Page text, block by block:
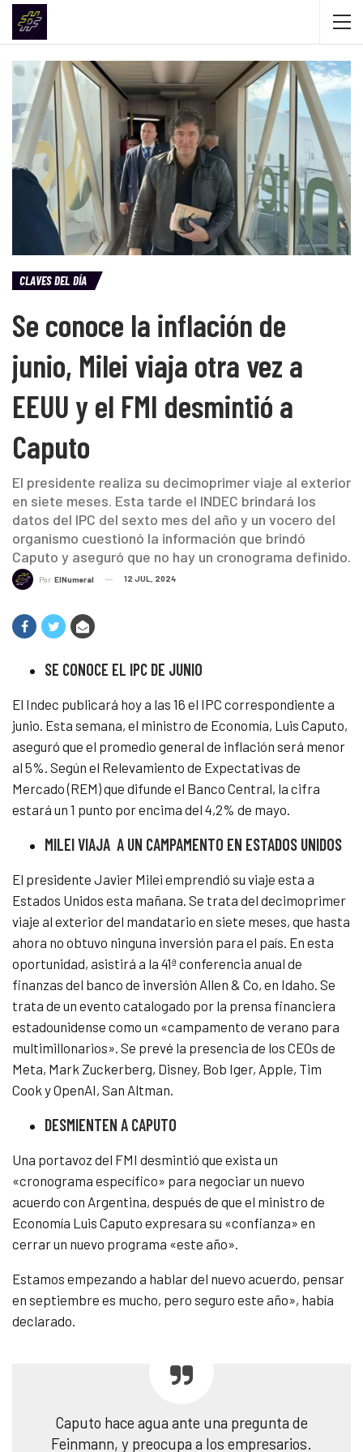
CLAVES DEL DÍA
Se conoce la inflación de
junio, Milei viaja otra vez a
EEUU y el FMI desmintió a
Caputo
El presidente realiza su decimoprimer viaje al exterior
en siete meses. Esta tarde el INDEC brindará los
datos del IPC del sexto mes del año y un vocero del
organismo cuestionó la información que brindó
Caputo y aseguró que no hay un cronograma definido.
Por ElNumeral 12 JUL, 2024
SE CONOCE EL IPC DE JUNIO
El Indec publicará hoy a las 16 el IPC correspondiente a
junio. Esta semana, el ministro de Economía, Luis Caputo,
aseguró que el promedio general de inflación será menor
al 5%. Según el Relevamiento de Expectativas de
Mercado (REM) que difunde el Banco Central, la cifra
estará un 1 punto por encima del 4,2% de mayo.
MILEI VIAJA A UN CAMPAMENTO EN ESTADOS UNIDOS
El presidente Javier Milei emprendió su viaje esta a
Estados Unidos esta mañana. Se trata del decimoprimer
viaje al exterior del mandatario en siete meses, que hasta
ahora no obtuvo ninguna inversión para el país. En esta
oportunidad, asistirá a la 41ª conferencia anual de
finanzas del banco de inversión Allen & Co, en Idaho. Se
trata de un evento catalogado por la prensa financiera
estadounidense como un «campamento de verano para
multimillonarios». Se prevé la presencia de los CEOs de
Meta, Mark Zuckerberg, Disney, Bob Iger, Apple, Tim
Cook y OpenAI, San Altman.
DESMIENTEN A CAPUTO
Una portavoz del FMI desmintió que exista un
«cronograma específico» para negociar un nuevo
acuerdo con Argentina, después de que el ministro de
Economía Luis Caputo expresara su «confianza» en
cerrar un nuevo programa «este año».
Estamos empezando a hablar del nuevo acuerdo, pensar
en septiembre es mucho, pero seguro este año», había
declarado.
Caputo hace agua ante una pregunta de
Feinmann, y preocupa a los empresarios.